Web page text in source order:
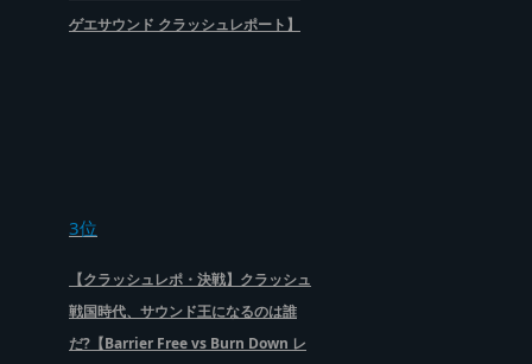
ゲエサウンド クラッシュレポート】
3位
【クラッシュレポ・決戦】クラッシュ
戦国時代、サウンド王になるのは誰
だ?【Barrier Free vs Burn Down レ